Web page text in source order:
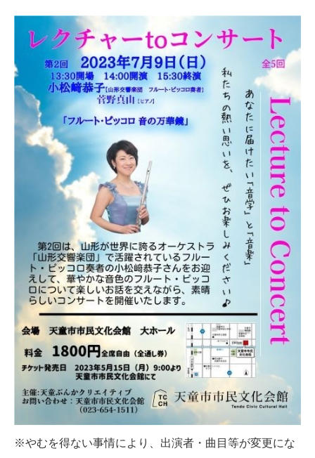
※やむを得ない事情により、出演者・曲目等が変更にな